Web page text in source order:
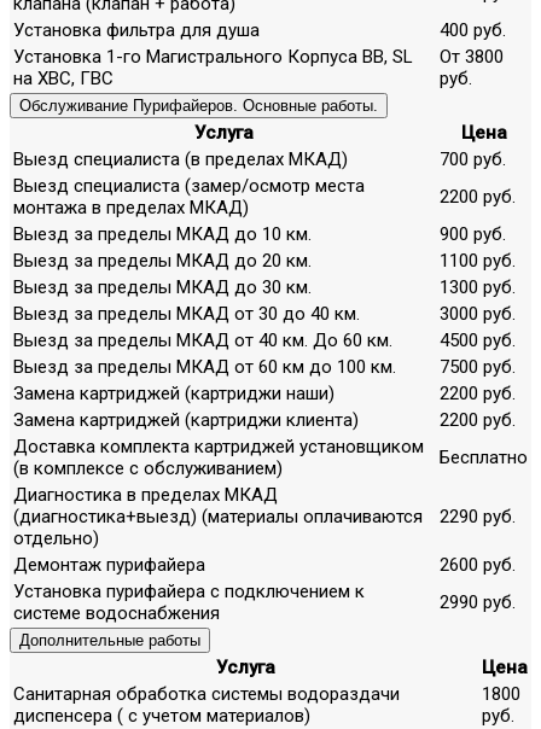
Установка фильтра для душа
400 руб.
Установка 1-го Магистрального Корпуса ВВ, SL
на ХВС, ГВС
От 3800
руб.
Обслуживание Пурифайеров. Основные работы.
Услуга
Цена
Выезд специалиста (в пределах МКАД)
700 руб.
Выезд специалиста (замер/осмотр места
монтажа в пределах МКАД)
2200 руб.
Выезд за пределы МКАД до 10 км.
900 руб.
Выезд за пределы МКАД до 20 км.
1100 руб.
Выезд за пределы МКАД до 30 км.
1300 руб.
Выезд за пределы МКАД от 30 до 40 км.
3000 руб.
Выезд за пределы МКАД от 40 км. До 60 км.
4500 руб.
Выезд за пределы МКАД от 60 км до 100 км.
7500 руб.
Замена картриджей (картриджи наши)
2200 руб.
Замена картриджей (картриджи клиента)
2200 руб.
Доставка комплекта картриджей установщиком
(в комплексе с обслуживанием)
Бесплатно
Диагностика в пределах МКАД
(диагностика+выезд) (материалы оплачиваются
отдельно)
2290 руб.
Демонтаж пурифайера
2600 руб.
Установка пурифайера с подключением к
системе водоснабжения
2990 руб.
Дополнительные работы
Услуга
Цена
Санитарная обработка системы водораздачи
диспенсера ( с учетом материалов)
1800
руб.